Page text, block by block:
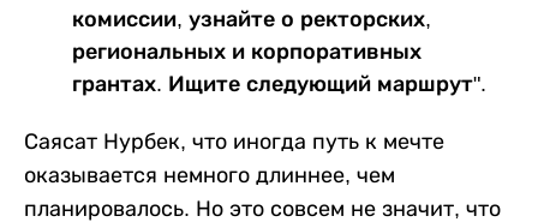
комиссии, узнайте о ректорских,
региональных и корпоративных
грантах. Ищите следующий маршрут".
Саясат Нурбек, что иногда путь к мечте
оказывается немного длиннее, чем
планировалось. Но это совсем не значит, что